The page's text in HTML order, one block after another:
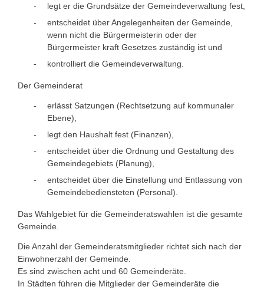
legt er die Grundsätze der Gemeindeverwaltung fest,
entscheidet über Angelegenheiten der Gemeinde,
wenn nicht die Bürgermeisterin oder der
Bürgermeister kraft Gesetzes zuständig ist und
kontrolliert die Gemeindeverwaltung.
Der Gemeinderat
erlässt Satzungen (Rechtsetzung auf kommunaler
Ebene),
legt den Haushalt fest (Finanzen),
entscheidet über die Ordnung und Gestaltung des
Gemeindegebiets (Planung),
entscheidet über die Einstellung und Entlassung von
Gemeindebediensteten (Personal).
Das Wahlgebiet für die Gemeinderatswahlen ist die gesamte
Gemeinde.
Die Anzahl der Gemeinderatsmitglieder richtet sich nach der
Einwohnerzahl der Gemeinde.
Es sind zwischen acht und 60 Gemeinderäte.
In Städten führen die Mitglieder der Gemeinderäte die